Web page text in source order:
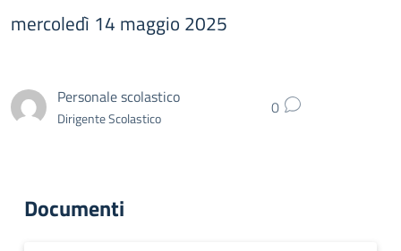
mercoledì 14 maggio 2025
Personale scolastico
Dirigente Scolastico 0
Documenti